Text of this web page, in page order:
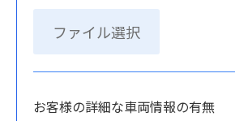
ファイル選択
お客様の詳細な車両情報の有無